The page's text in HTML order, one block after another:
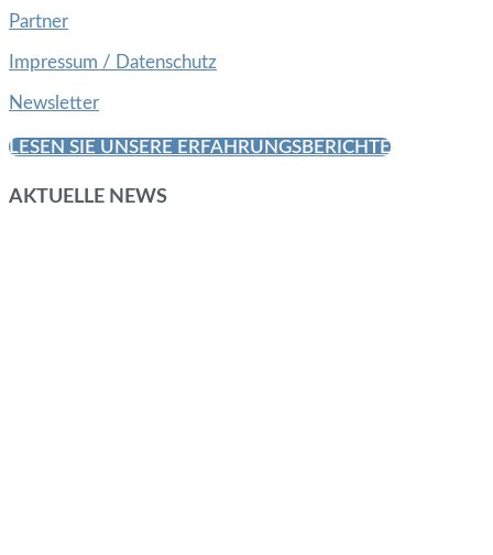
Partner
Impressum / Datenschutz
Newsletter
LESEN SIE UNSERE ERFAHRUNGSBERICHTE
AKTUELLE NEWS